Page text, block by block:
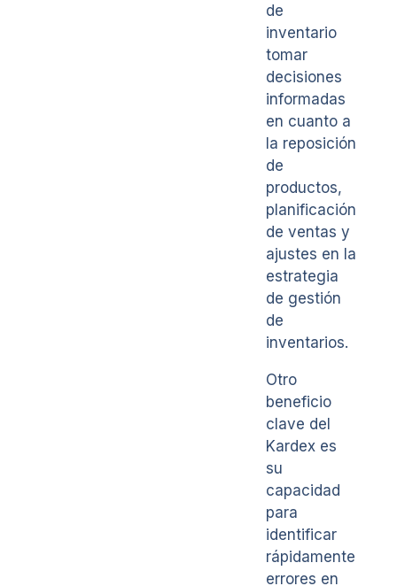
de
inventario
tomar
decisiones
informadas
en cuanto a
la reposición
de
productos,
planificación
de ventas y
ajustes en la
estrategia
de gestión
de
inventarios.
Otro
beneficio
clave del
Kardex es
su
capacidad
para
identificar
rápidamente
errores en